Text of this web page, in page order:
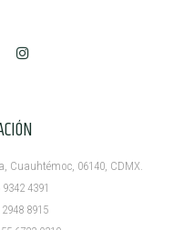
06140, CDMX.
4391
8915